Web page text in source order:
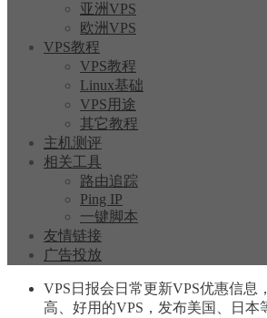
亚洲VPS
欧洲VPS
VPS教程
VPS教程
Linux基础
VPS用途
其它教程
主机测评
相关工具
路由追踪
Ping IP
一键脚本
友情链接
广告投放
VPS日报会日常更新VPS优惠信息
高、好用的VPS，发布美国、日本